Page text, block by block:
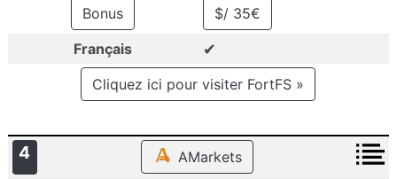
Bonus
$/ 35€
Français
✔
Cliquez ici pour visiter FortFS »
4 AMarkets